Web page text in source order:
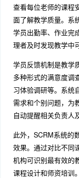
查看每位老师的课程
面了解教学质量。系
学员出勤率、作业完
理者及时发现教学中
学员反馈机制是教学
多种形式的满意度调
习体验调研等。系统
需求和个别问题，为
自动提醒相关负责人
此外，SCRM系统的
效果。通过对比不同
机构可识别最有效的
课程设计和师资培训。